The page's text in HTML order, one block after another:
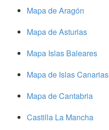
Mapa de Aragón
Mapa de Asturias
Mapa Islas Baleares
Mapa de Islas Canarias
Mapa de Cantabria
Castilla La Mancha